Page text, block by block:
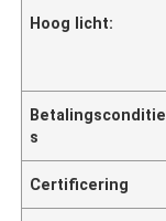
Hoog licht:
Betalingsconditie
s
Certificering